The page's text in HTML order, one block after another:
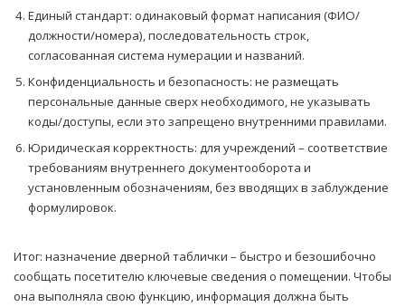
Единый стандарт: одинаковый формат написания (ФИО/
должности/номера), последовательность строк,
согласованная система нумерации и названий.
Конфиденциальность и безопасность: не размещать
персональные данные сверх необходимого, не указывать
коды/доступы, если это запрещено внутренними правилами.
Юридическая корректность: для учреждений – соответствие
требованиям внутреннего документооборота и
установленным обозначениям, без вводящих в заблуждение
формулировок.
Итог: назначение дверной таблички – быстро и безошибочно
сообщать посетителю ключевые сведения о помещении. Чтобы
она выполняла свою функцию, информация должна быть